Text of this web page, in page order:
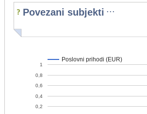
Povezani subjekti ...
Poslovni prihodi (EUR)
0,2
0,4
0,6
0,8
1